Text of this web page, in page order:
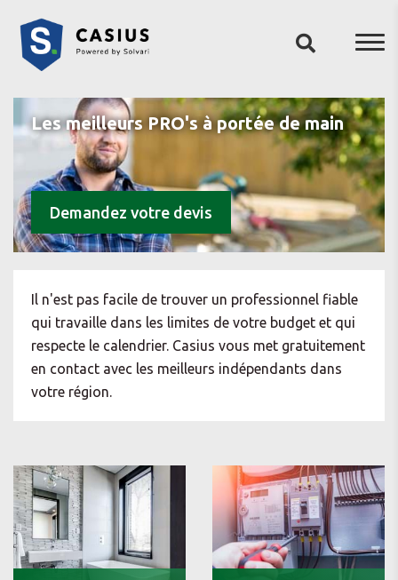
Les meilleurs PRO's à portée de main
Demandez votre devis
Il n'est pas facile de trouver un professionnel fiable
qui travaille dans les limites de votre budget et qui
respecte le calendrier. Casius vous met gratuitement
en contact avec les meilleurs indépendants dans
votre région.